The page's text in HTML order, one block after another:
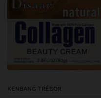
KENBANG TRÉSOR